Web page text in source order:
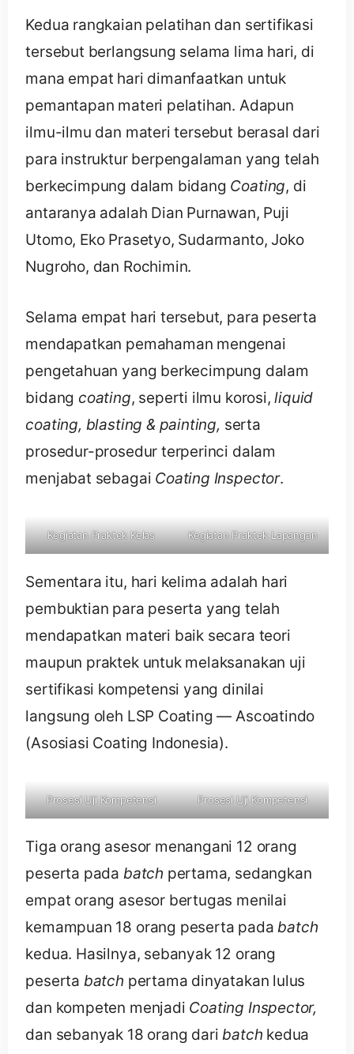
Kedua rangkaian pelatihan dan sertifikasi
tersebut berlangsung selama lima hari, di
mana empat hari dimanfaatkan untuk
pemantapan materi pelatihan. Adapun
ilmu-ilmu dan materi tersebut berasal dari
para instruktur berpengalaman yang telah
berkecimpung dalam bidang Coating, di
antaranya adalah Dian Purnawan, Puji
Utomo, Eko Prasetyo, Sudarmanto, Joko
Nugroho, dan Rochimin.
Selama empat hari tersebut, para peserta
mendapatkan pemahaman mengenai
pengetahuan yang berkecimpung dalam
bidang coating, seperti ilmu korosi,liquid
coating, blasting & painting, serta
prosedur-prosedur terperinci dalam
menjabat sebagai Coating Inspector.
Kegiatan Praktek Kelas Kegiatan Praktek Lapangan
Sementara itu, hari kelima adalah hari
pembuktian para peserta yang telah
mendapatkan materi baik secara teori
maupun praktek untuk melaksanakan uji
sertifikasi kompetensi yang dinilai
langsung oleh LSP Coating — Ascoatindo
(Asosiasi Coating Indonesia).
Prosesi Uji Kompetensi Prosesi Uji Kompetensi
Tiga orang asesor menangani 12 orang
peserta pada batch pertama, sedangkan
empat orang asesor bertugas menilai
kemampuan 18 orang peserta padabatch
kedua. Hasilnya, sebanyak 12 orang
peserta batch pertama dinyatakan lulus
dan kompeten menjadi Coating Inspector,
dan sebanyak 18 orang daribatch kedua